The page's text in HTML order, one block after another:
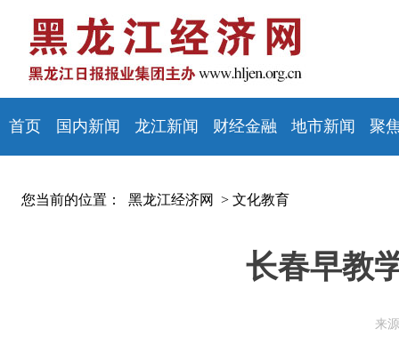
首页 国内新闻 龙江新闻 财经金融 地市新闻 聚
您当前的位置： 黑龙江经济网 > 文化教育
长春早教
来